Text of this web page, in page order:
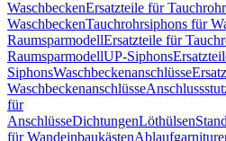
WaschbeckenErsatzteile für
WaschbeckenTauchrohrsiphons für
RaumsparmodellErsatzteile für
RaumsparmodellUP-Siphons
SiphonsWaschbeckenanschlüsse
Waschbeckenanschlüsse
für
AnschlüsseDichtungenLöthülsen
für Wandeinbaukästen